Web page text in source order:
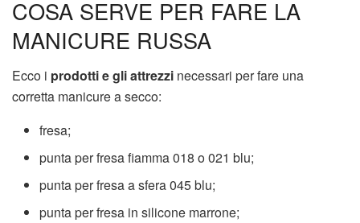
COSA SERVE PER FARE LA
MANICURE RUSSA
Ecco i prodotti e gli attrezzi necessari per fare una
corretta manicure a secco:
fresa;
punta per fresa fiamma 018 o 021 blu;
punta per fresa a sfera 045 blu;
punta per fresa in silicone marrone;